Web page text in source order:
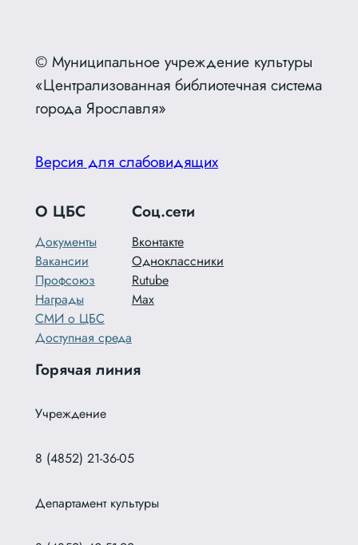
© Муниципальное учреждение культуры
«Централизованная библиотечная система
города Ярославля»
Версия для слабовидящих
О ЦБС
Документы
Вакансии
Профсоюз
Награды
СМИ о ЦБС
Доступная среда
Соц.сети
Вконтакте
Одноклассники
Rutube
Max
Горячая линия
Учреждение
8 (4852) 21-36-05
Департамент культуры